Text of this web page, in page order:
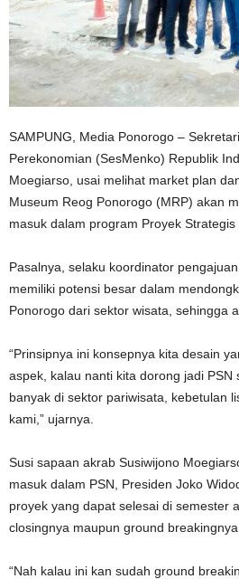
SAMPUNG, Media Ponorogo –
Perekonomian (SesMenko) Republik
Moegiarso, usai melihat market plan
Museum Reog Ponorogo (MRP) akan
masuk dalam program Proyek Strategis
Pasalnya, selaku koordinator
memiliki potensi besar dalam
Ponorogo dari sektor wisata, sehingga
“Prinsipnya ini konsepnya kita desain
aspek, kalau nanti kita dorong jadi PSN
banyak di sektor pariwisata, kebetulan
kami,” ujarnya.
Susi sapaan akrab Susiwijono
masuk dalam PSN, Presiden Joko
proyek yang dapat selesai di semester
closingnya maupun ground
“Nah kalau ini kan sudah ground